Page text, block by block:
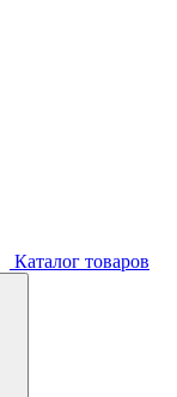
Каталог товаров